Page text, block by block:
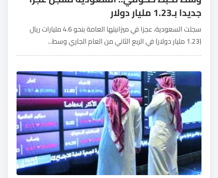
جديدا بـ1.23 مليار دولار
سجلت السعودية، عجزا في ميزانيتها العامة بنحو 4.6 مليارات ريال
(1.23 مليار دولار) في الربع الثاني من العام الجاري وسط...